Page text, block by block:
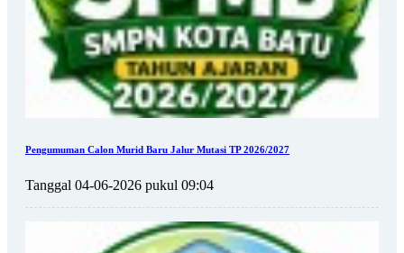
Pengumuman Calon Murid Baru Jalur Mutasi TP 2026/2027
Tanggal 04-06-2026 pukul 09:04